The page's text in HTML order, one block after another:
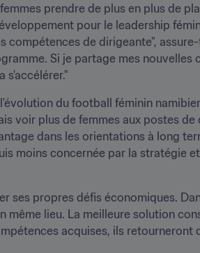
prendre de plus en plus de
pour le leadership
compétences de dirigeante",
Si je partage mes nouvelles
s'accélérer."
du football féminin
voir plus de femmes aux postes
dans les orientations à long
moins concernée par la stratégie
ses propres défis économiques.
même lieu. La meilleure solution
acquises, ils